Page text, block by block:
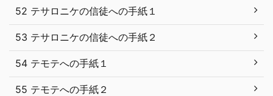
52 テサロニケの信徒への手紙１
53 テサロニケの信徒への手紙２
54 テモテへの手紙１
55 テモテへの手紙２